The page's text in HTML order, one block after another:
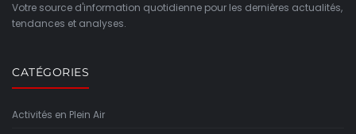
Votre source d'information quotidienne pour les dernières actualités,
tendances et analyses.
CATÉGORIES
Activités en Plein Air